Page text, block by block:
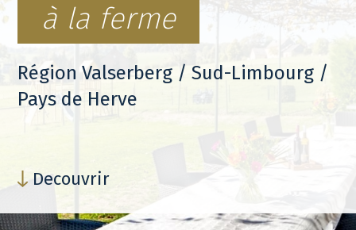
à la ferme
Région Valserberg / Sud-Limbourg /
Pays de Herve
Decouvrir